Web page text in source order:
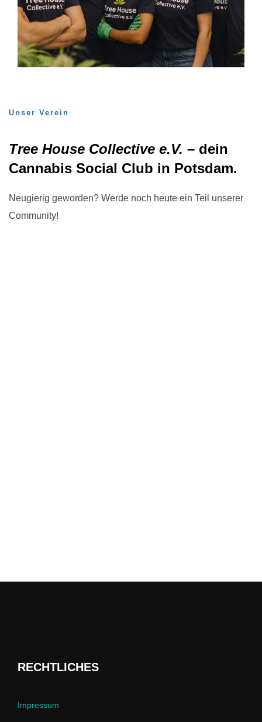
Unser Verein
Tree House Collective e.V. – dein
Cannabis Social Club in Potsdam.
Neugierig geworden? Werde noch heute ein Teil unserer
Community!
RECHTLICHES
Impressum